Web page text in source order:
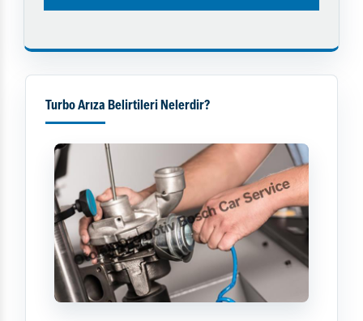
Turbo Arıza Belirtileri Nelerdir?